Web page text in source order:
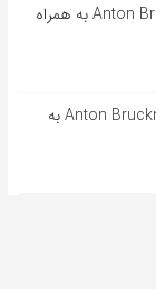
آهنگ آلمانی Wer wir sind از Anton Bruckner به همراه
آهنگ آلمانی Tochterkomplex از Anton Bruckner به